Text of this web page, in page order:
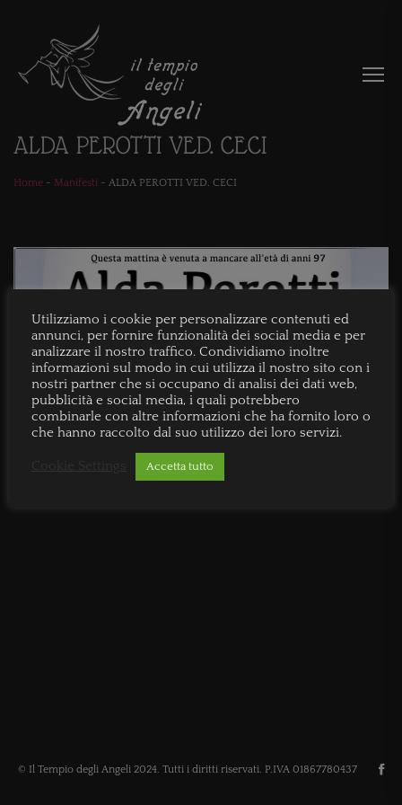
ALDA PEROTTI VED. CECI
Home - Manifesti - ALDA PEROTTI VED. CECI
© Il Tempio degli Angeli 2024. Tutti i diritti riservati. P.IVA 01867780437
Utilizziamo i cookie per personalizzare contenuti ed
annunci, per fornire funzionalità dei social media e per
analizzare il nostro traffico. Condividiamo inoltre
informazioni sul modo in cui utilizza il nostro sito con i
nostri partner che si occupano di analisi dei dati web,
pubblicità e social media, i quali potrebbero
combinarle con altre informazioni che ha fornito loro o
che hanno raccolto dal suo utilizzo dei loro servizi.
Accetta tutto